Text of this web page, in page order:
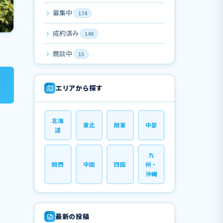
募集中 174
成約済み 140
商談中 15
エリアから探す
北海
道
東北 関東 中部
関西 中国 四国
九
州・
沖縄
最新の投稿